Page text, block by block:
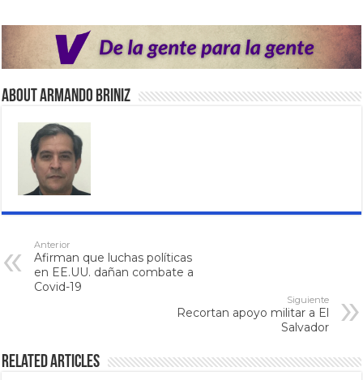
About Armando Briniz
Anterior
Afirman que luchas políticas
en EE.UU. dañan combate a
Covid-19
Siguiente
Recortan apoyo militar a El
Salvador
Related Articles